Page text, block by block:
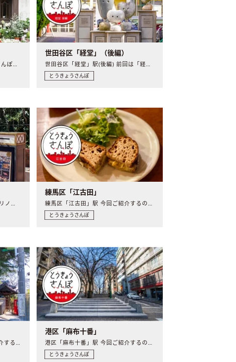
杉並区「西荻窪」駅(前編) 今回さんぽしたのは西荻窪駅周辺..
世田谷区「経堂」（後編）
世田谷区「経堂」駅(後編) 前回は「経堂」駅(前編)として..
とうきょうさんぽ
渋谷区「恵比寿」駅 今回は、nuリノベーションの所在地であ..
練馬区「江古田」
練馬区「江古田」駅 今回ご紹介するのは江古田駅。とうきょう..
とうきょうさんぽ
文京区「根津」駅 14回目にご紹介するのは、谷根千の“根”..
港区「麻布十番」
港区「麻布十番」駅 今回ご紹介するのは、港区の麻布十番駅。..
とうきょうさんぽ